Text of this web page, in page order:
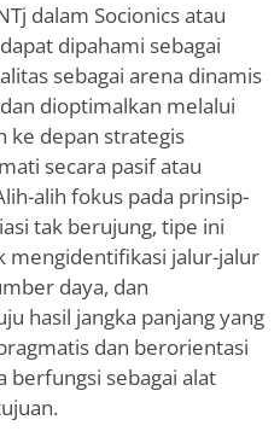
dalam Socionics atau
dipahami sebagai
sebagai arena dinamis
dioptimalkan melalui
ke depan strategis
secara pasif atau
alih fokus pada prinsip-
tak berujung, tipe ini
mengidentifikasi jalur-jalur
daya, dan
hasil jangka panjang yang
dan berorientasi
berfungsi sebagai alat